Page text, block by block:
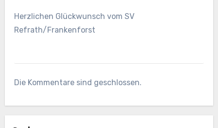
Herzlichen Glückwunsch vom SV
Refrath/Frankenforst
Die Kommentare sind geschlossen.